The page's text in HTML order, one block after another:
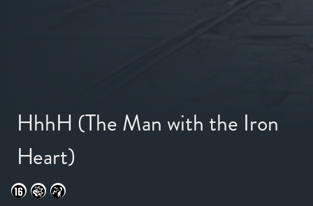
HhhH (The Man with the Iron
Heart)